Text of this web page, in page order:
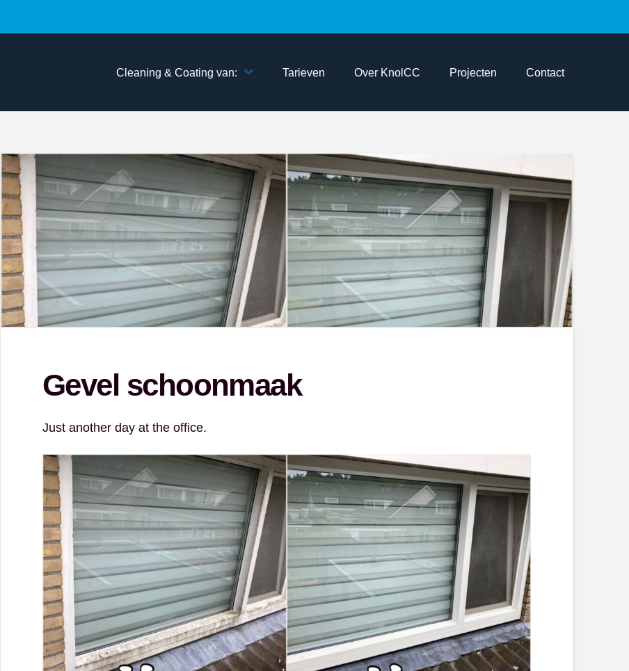
Cleaning & Coating van: Tarieven Over KnolCC Projecten Contact
Gevel schoonmaak
Just another day at the office.